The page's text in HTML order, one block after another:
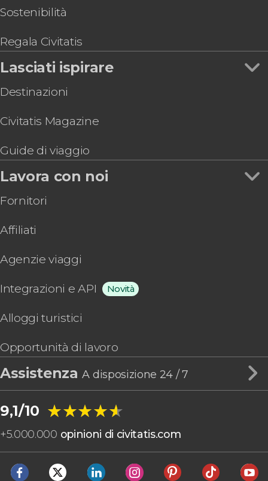
Madrid
Visita guidata del Museo di Storia di Madrid
Biglietti per il Museo delle Illusioni di Madrid
Visita guidata del Monastero delle Descalzas
Sostenibilità
Regala Civitatis
Lasciati ispirare
Destinazioni
Civitatis Magazine
Guide di viaggio
Lavora con noi
Fornitori
Affiliati
Agenzie viaggi
Integrazioni e API Novità
Alloggi turistici
Opportunità di lavoro
AssistenzaA disposizione 24 / 7
9,1/10 ★★★★★
★★★★★
+5.000.000 opinioni di civitatis.com